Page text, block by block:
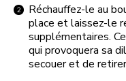
Réchauffez-le au
place et laissez-le
supplémentaires.
qui provoquera sa
secouer et de